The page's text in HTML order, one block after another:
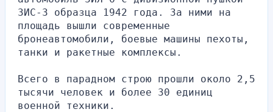
ЗИС-3 образца 1942 года. За ними на
площадь вышли современные
бронеавтомобили, боевые машины пехоты,
танки и ракетные комплексы.
Всего в парадном строю прошли около 2,5
тысячи человек и более 30 единиц
военной техники.